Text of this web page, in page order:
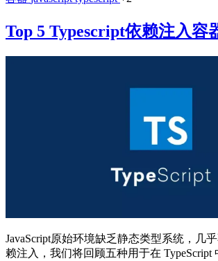
Top 5 Typescript依赖注入容
JavaScript原始环境缺乏静态类型系统，几
赖注入，我们将回顾五种用于在 TypeScript